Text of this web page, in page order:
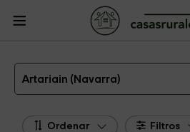
Casas Rurales
Artariain
Las 2 mejores casas rurales en Artariain de 2026
Artariain (Navarra)
Ordenar Filtros